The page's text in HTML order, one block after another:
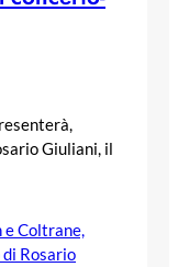
Giuliani, il